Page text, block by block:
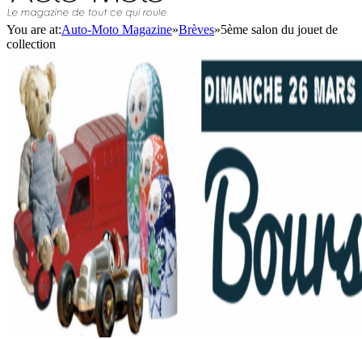
You are at:Auto-Moto Magazine»Brèves»5ème salon du jouet de
collection